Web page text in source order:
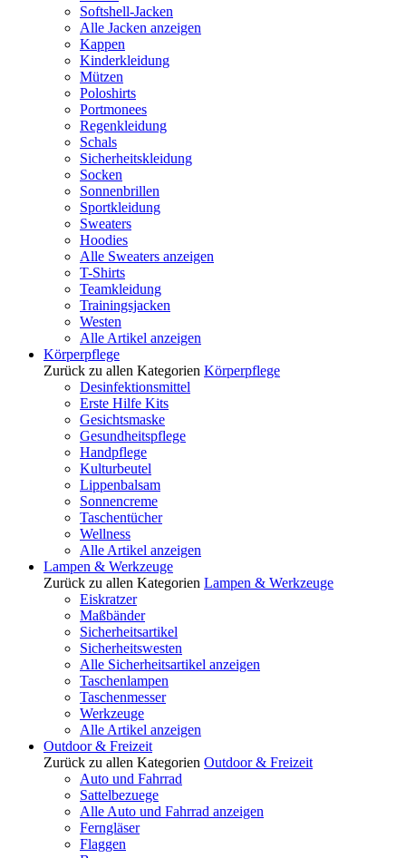
Softshell-Jacken
Alle Jacken anzeigen
Kappen
Kinderkleidung
Mützen
Poloshirts
Portmonees
Regenkleidung
Schals
Sicherheitskleidung
Socken
Sonnenbrillen
Sportkleidung
Sweaters
Hoodies
Alle Sweaters anzeigen
T-Shirts
Teamkleidung
Trainingsjacken
Westen
Alle Artikel anzeigen
Körperpflege
Zurück zu allen Kategorien Körperpflege
Desinfektionsmittel
Erste Hilfe Kits
Gesichtsmaske
Gesundheitspflege
Handpflege
Kulturbeutel
Lippenbalsam
Sonnencreme
Taschentücher
Wellness
Alle Artikel anzeigen
Lampen & Werkzeuge
Zurück zu allen Kategorien Lampen & Werkzeuge
Eiskratzer
Maßbänder
Sicherheitsartikel
Sicherheitswesten
Alle Sicherheitsartikel anzeigen
Taschenlampen
Taschenmesser
Werkzeuge
Alle Artikel anzeigen
Outdoor & Freizeit
Zurück zu allen Kategorien Outdoor & Freizeit
Auto und Fahrrad
Sattelbezuege
Alle Auto und Fahrrad anzeigen
Ferngläser
Flaggen